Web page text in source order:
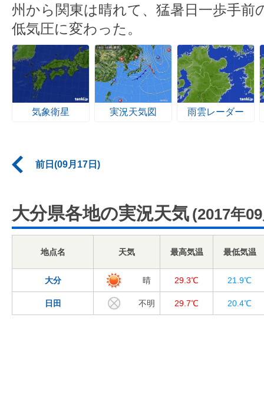
州から関東は晴れて、猛暑日一歩手前
低気圧に変わった。
気象衛星 実況天気図 雨雲レーダー
前日(09月17日)
大分県各地の実況天気 (2017年
地点名 天気 最高気温 最低気温
大分 晴 29.3℃ 21.9℃
日田 不明 29.7℃ 20.4℃